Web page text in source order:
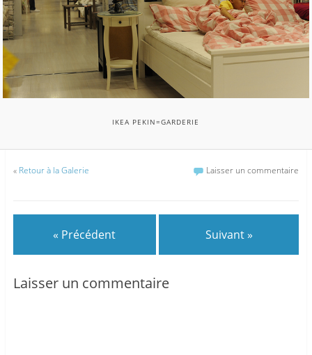
IKEA PEKIN=GARDERIE
« Retour à la Galerie Laisser un commentaire
« Précédent Suivant »
Laisser un commentaire